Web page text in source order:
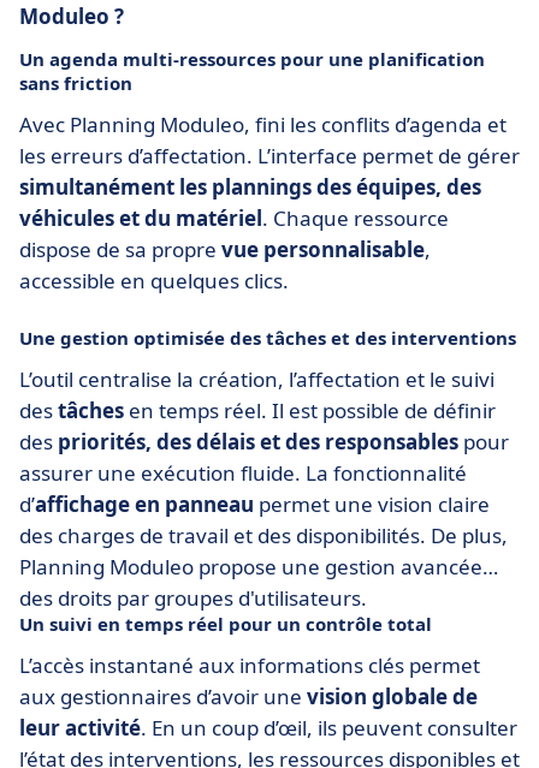
Moduleo ?
Un agenda multi-ressources pour une planification
sans friction
Avec Planning Moduleo, fini les conflits d’agenda et
les erreurs d’affectation. L’interface permet de gérer
simultanément les plannings des équipes, des
véhicules et du matériel. Chaque ressource
dispose de sa propre vue personnalisable,
accessible en quelques clics.
Une gestion optimisée des tâches et des interventions
L’outil centralise la création, l’affectation et le suivi
destâches en temps réel. Il est possible de définir
des priorités, des délais et des responsables pour
assurer une exécution fluide. La fonctionnalité
d’affichage en panneau permet une vision claire
des charges de travail et des disponibilités. De plus,
Planning Moduleo propose une gestion avancée
des droits par groupes d'utilisateurs.
Un suivi en temps réel pour un contrôle total
L’accès instantané aux informations clés permet
aux gestionnaires d’avoir une vision globale de
leur activité. En un coup d’œil, ils peuvent consulter
l’état des interventions, les ressources disponibles et